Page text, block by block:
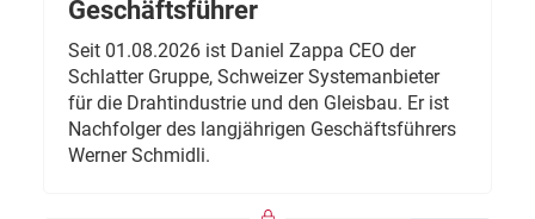
Geschäftsführer
Seit 01.08.2026 ist Daniel Zappa CEO der
Schlatter Gruppe, Schweizer Systemanbieter
für die Drahtindustrie und den Gleisbau. Er ist
Nachfolger des langjährigen Geschäftsführers
Werner Schmidli.